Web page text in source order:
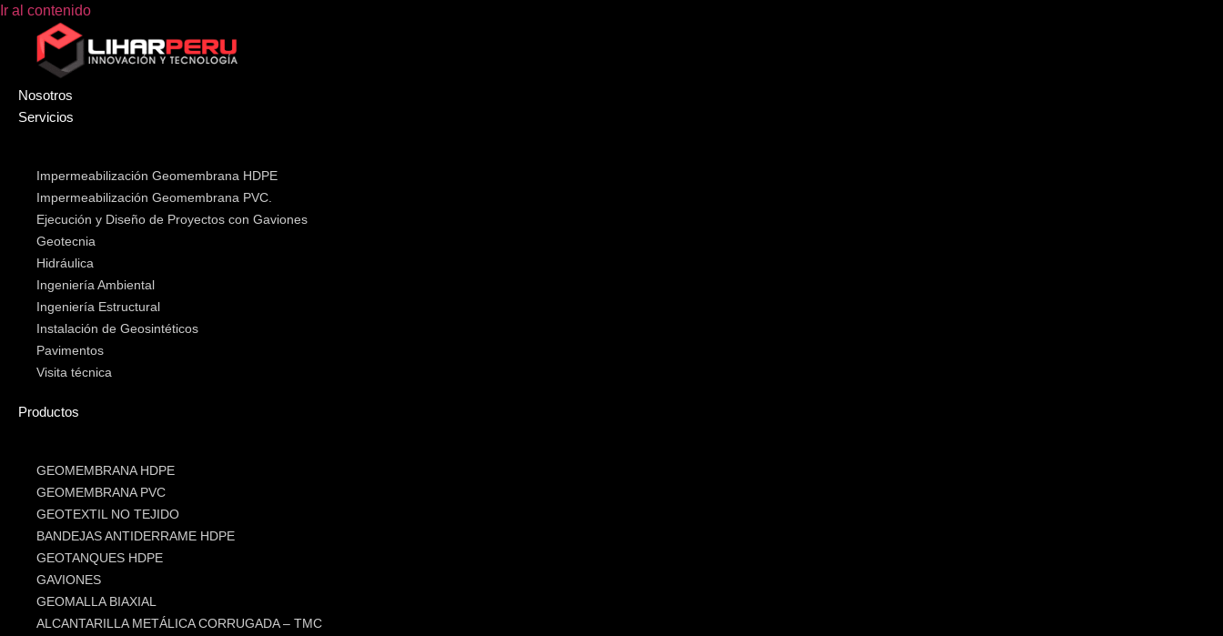
Ir al contenido
Nosotros
Servicios
Impermeabilización Geomembrana HDPE
Impermeabilización Geomembrana PVC.
Ejecución y Diseño de Proyectos con Gaviones
Geotecnia
Hidráulica
Ingeniería Ambiental
Ingeniería Estructural
Instalación de Geosintéticos
Pavimentos
Visita técnica
Productos
GEOMEMBRANA HDPE
GEOMEMBRANA PVC
GEOTEXTIL NO TEJIDO
BANDEJAS ANTIDERRAME HDPE
GEOTANQUES HDPE
GAVIONES
GEOMALLA BIAXIAL
ALCANTARILLA METÁLICA CORRUGADA – TMC